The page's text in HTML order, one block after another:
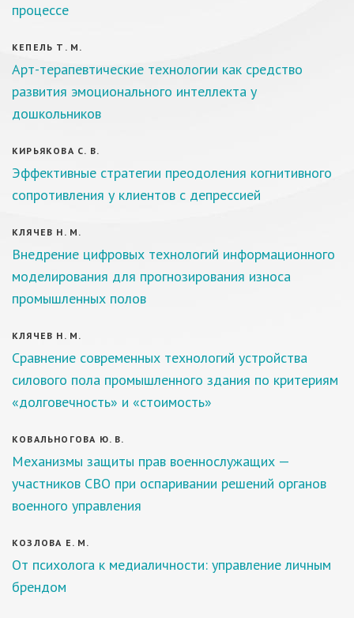
процессе
КЕПЕЛЬ Т. М.
Арт-терапевтические технологии как средство
развития эмоционального интеллекта у
дошкольников
КИРЬЯКОВА С. В.
Эффективные стратегии преодоления когнитивного
сопротивления у клиентов с депрессией
КЛЯЧЕВ Н. М.
Внедрение цифровых технологий информационного
моделирования для прогнозирования износа
промышленных полов
КЛЯЧЕВ Н. М.
Сравнение современных технологий устройства
силового пола промышленного здания по критериям
«долговечность» и «стоимость»
КОВАЛЬНОГОВА Ю. В.
Механизмы защиты прав военнослужащих —
участников СВО при оспаривании решений органов
военного управления
КОЗЛОВА Е. М.
От психолога к медиаличности: управление личным
брендом